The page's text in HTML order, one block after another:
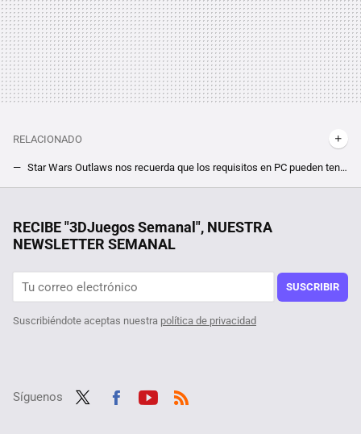
RELACIONADO
Star Wars Outlaws nos recuerda que los requisitos en PC pueden tener trampa. El juego es tan exigente que no se contempla sin DLSS o FSR
Uno de los mejores RPG cyberpunk de los últimos años está de oferta a poco más de 5 euros, pero solo por tiempo limitado
RECIBE "3DJuegos Semanal", NUESTRA
NEWSLETTER SEMANAL
SUSCRIBIR
Suscribiéndote aceptas nuestra política de privacidad
Síguenos